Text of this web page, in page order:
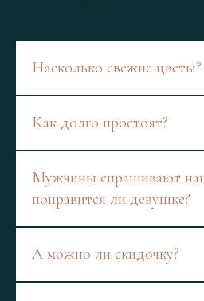
Насколько свежие цветы?
Как долго простоят?
Мужчины спрашивают
понравится ли девушке?
А можно ли скидочку?